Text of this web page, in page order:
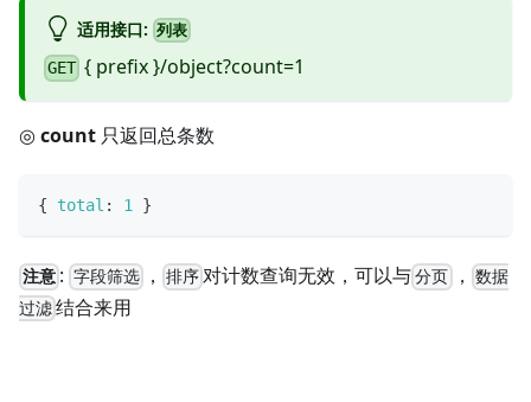
适用接口: 列表
GET { prefix }/object?count=1
◎ count 只返回总条数
{ total : 1 }
注意 : 字段筛选， 排序对计数查询无效，可以与分页 ，
数据
过滤结合来用